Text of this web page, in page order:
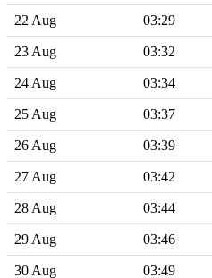
22 Aug 03:29
23 Aug 03:32
24 Aug 03:34
25 Aug 03:37
26 Aug 03:39
27 Aug 03:42
28 Aug 03:44
29 Aug 03:46
30 Aug 03:49